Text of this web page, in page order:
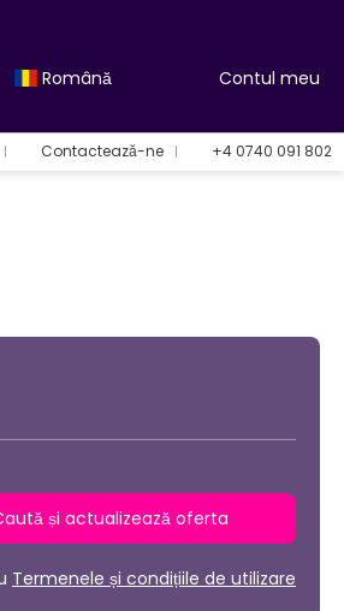
Română Contul meu
Contactează-ne +4 0740 091 802
și actualizează oferta
Termenele și condițiile de utilizare